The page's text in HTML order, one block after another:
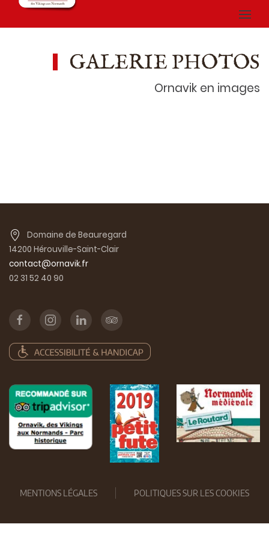
GALERIE PHOTOS
Ornavik en images
Domaine de Beauregard
14200 Hérouville-Saint-Clair
contact@ornavik.fr
02 31 52 40 90
MENTIONS LÉGALES POLITIQUES SUR LES COOKIES